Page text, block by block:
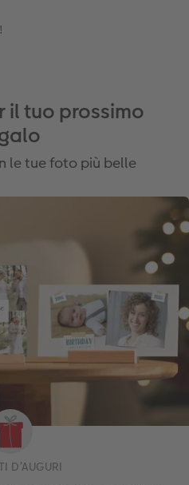
il tuo prossimo
le tue foto più belle
D’AUGURI